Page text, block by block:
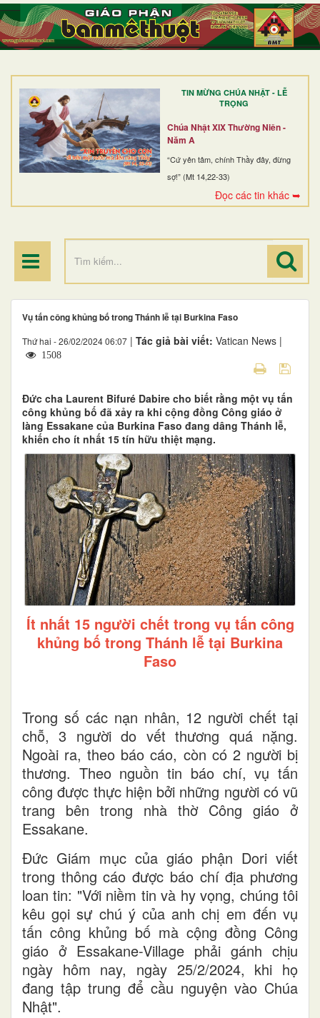
TIN MỪNG CHÚA NHẬT - LỄ
TRỌNG
Chúa Nhật XIX Thường Niên -
Năm A
“Cứ yên tâm, chính Thầy đây, đừng
sợ!” (Mt 14,22-33)
Đọc các tin khác ➥
TRANG NHẤT
GIỚI THIỆU
DÒNG TU
BAN MỤC VỤ
ĐOÀN THỂ CG
ĐIỂM HÀNH HƯƠNG
Vụ tấn công khủng bố trong Thánh lễ tại Burkina Faso
Thứ hai - 26/02/2024 06:07 | Tác giả bài viết: Vatican News |
1508
Đức cha Laurent Bifuré Dabire cho biết rằng một vụ tấn
công khủng bố đã xảy ra khi cộng đồng Công giáo ở
làng Essakane của Burkina Faso đang dâng Thánh lễ,
khiến cho ít nhất 15 tín hữu thiệt mạng.
Ít nhất 15 người chết trong vụ tấn công
khủng bố trong Thánh lễ tại Burkina
Faso
Trong số các nạn nhân, 12 người chết tại
chỗ, 3 người do vết thương quá nặng.
Ngoài ra, theo báo cáo, còn có 2 người bị
thương. Theo nguồn tin báo chí, vụ tấn
công được thực hiện bởi những người có vũ
trang bên trong nhà thờ Công giáo ở
Essakane.
Đức Giám mục của giáo phận Dori viết
trong thông cáo được báo chí địa phương
loan tin: "Với niềm tin và hy vọng, chúng tôi
kêu gọi sự chú ý của anh chị em đến vụ
tấn công khủng bố mà cộng đồng Công
giáo ở Essakane-Village phải gánh chịu
ngày hôm nay, ngày 25/2/2024, khi họ
đang tập trung để cầu nguyện vào Chúa
Nhật".